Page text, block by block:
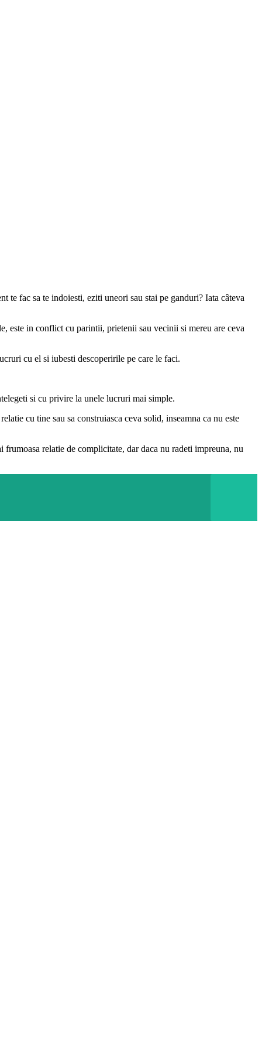
te fac sa te indoiesti, eziti uneori sau stai pe ganduri? Iata câteva
este in conflict cu parintii, prietenii sau vecinii si mereu are ceva
cu el si iubesti descoperirile pe care le faci.
si cu privire la unele lucruri mai simple.
cu tine sau sa construiasca ceva solid, inseamna ca nu este
relatie de complicitate, dar daca nu radeti impreuna, nu